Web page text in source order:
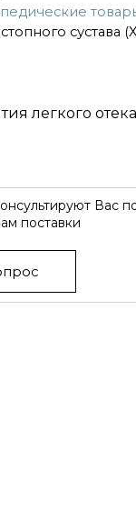
сустава
легкого
Вас
поставки